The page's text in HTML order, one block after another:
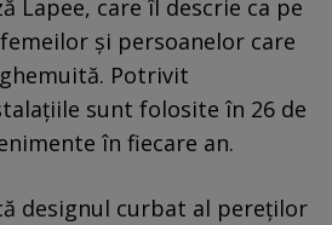
Lapee, care îl descrie ca pe
și persoanelor care
Potrivit
sunt folosite în 26 de
în fiecare an.
designul curbat al pereților